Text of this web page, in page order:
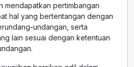
mendapatkan pertimbangan
hal yang bertentangan dengan
undangan, serta
lain sesuai dengan ketentuan